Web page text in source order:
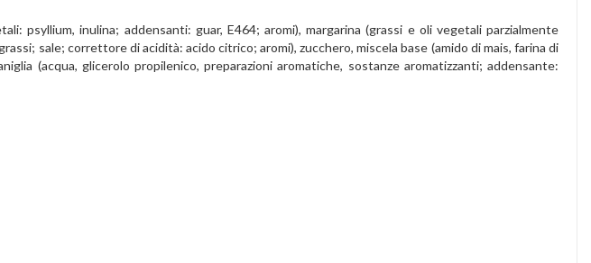
psyllium, inulina; addensanti: guar, E464; aromi), margarina (grassi e oli vegetali parzialmente
sale; correttore di acidità: acido citrico; aromi), zucchero, miscela base (amido di mais, farina di
(acqua, glicerolo propilenico, preparazioni aromatiche, sostanze aromatizzanti; addensante: